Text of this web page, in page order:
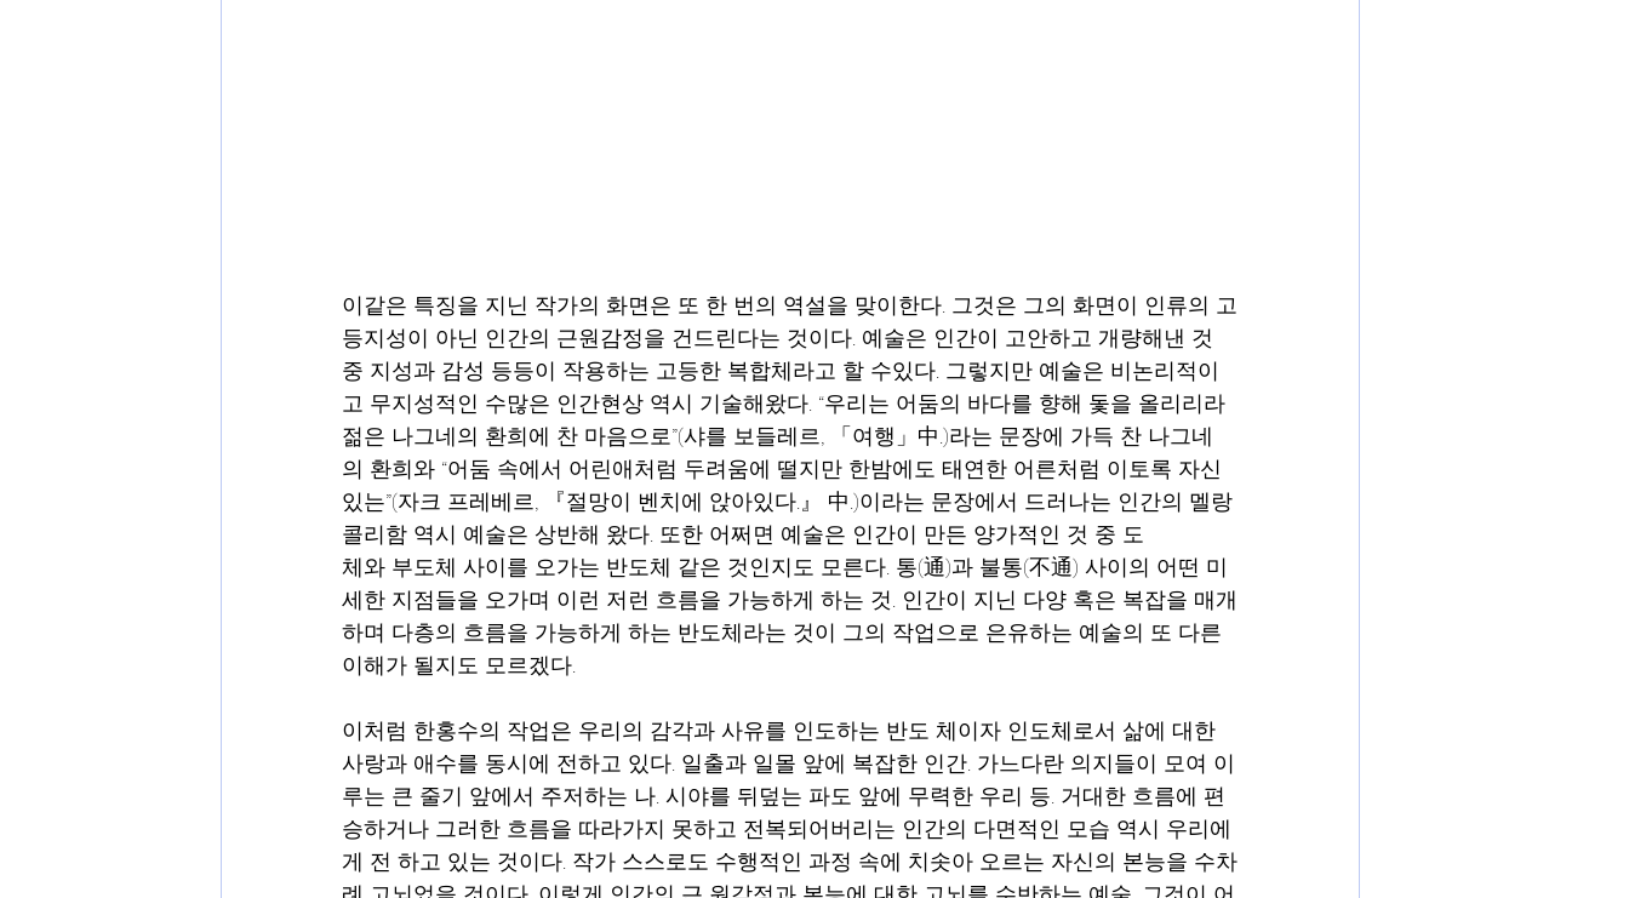
이같은 특징을 지닌 작가의 화면은 또 한 번의 역설을 맞이한다. 그것은 그의 화면이 인류의 고
등지성이 아닌 인간의 근원감정을 건드린다는 것이다. 예술은 인간이 고안하고 개량해낸 것
중 지성과 감성 등등이 작용하는 고등한 복합체라고 할 수있다. 그렇지만 예술은 비논리적이
고 무지성적인 수많은 인간현상 역시 기술해왔다. “우리는 어둠의 바다를 향해 돛을 올리리라
젊은 나그네의 환희에 찬 마음으로”(샤를 보들레르, 「여행」中.)라는 문장에 가득 찬 나그네
의 환희와 “어둠 속에서 어린애처럼 두려움에 떨지만 한밤에도 태연한 어른처럼 이토록 자신
있는”(자크 프레베르, 『절망이 벤치에 앉아있다.』 中.)이라는 문장에서 드러나는 인간의 멜랑
콜리함 역시 예술은 상반해 왔다. 또한 어쩌면 예술은 인간이 만든 양가적인 것 중 도
체와 부도체 사이를 오가는 반도체 같은 것인지도 모른다. 통(通)과 불통(不通) 사이의 어떤 미
세한 지점들을 오가며 이런 저런 흐름을 가능하게 하는 것. 인간이 지닌 다양 혹은 복잡을 매개
하며 다층의 흐름을 가능하게 하는 반도체라는 것이 그의 작업으로 은유하는 예술의 또 다른
이해가 될지도 모르겠다.
이처럼 한홍수의 작업은 우리의 감각과 사유를 인도하는 반도 체이자 인도체로서 삶에 대한
사랑과 애수를 동시에 전하고 있다. 일출과 일몰 앞에 복잡한 인간. 가느다란 의지들이 모여 이
루는 큰 줄기 앞에서 주저하는 나. 시야를 뒤덮는 파도 앞에 무력한 우리 등. 거대한 흐름에 편
승하거나 그러한 흐름을 따라가지 못하고 전복되어버리는 인간의 다면적인 모습 역시 우리에
게 전 하고 있는 것이다. 작가 스스로도 수행적인 과정 속에 치솟아 오르는 자신의 본능을 수차